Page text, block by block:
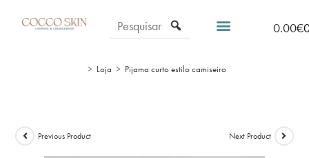
0.00€
> Loja > Pijama curto estilo camiseiro
Previous Product Next Product